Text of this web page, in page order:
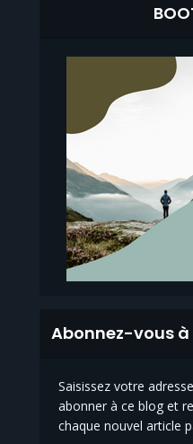
Abonnez-vous
Saisissez votre
abonner à ce blog et
chaque nouvel article